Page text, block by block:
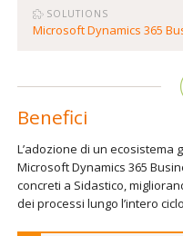
SOLUTIONS
Microsoft Dynamics 365
Benefici
L’adozione di un
Microsoft Dynamics 365
concreti a Sidastico,
dei processi lungo l’intero